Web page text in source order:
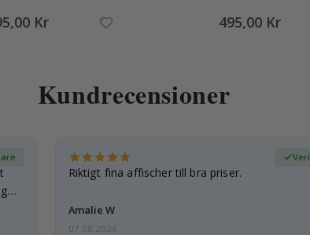
Kr 495,00 Kr
Kundrecensioner
Riktigt fina affischer till bra priser.
Amalie W
07.08.2026